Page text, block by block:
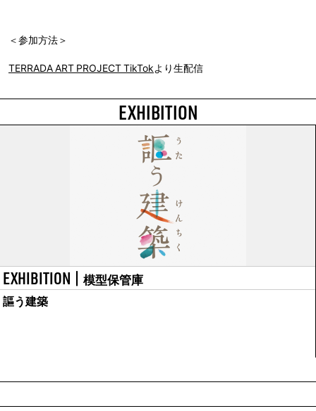
＜参加方法＞
TERRADA ART PROJECT TikTokより生配信
EXHIBITION
EXHIBITION | 模型保管庫
謳う建築